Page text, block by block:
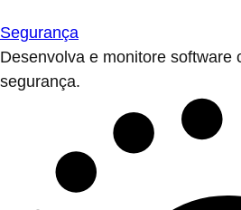
Segurança
Desenvolva e monitore software
segurança.